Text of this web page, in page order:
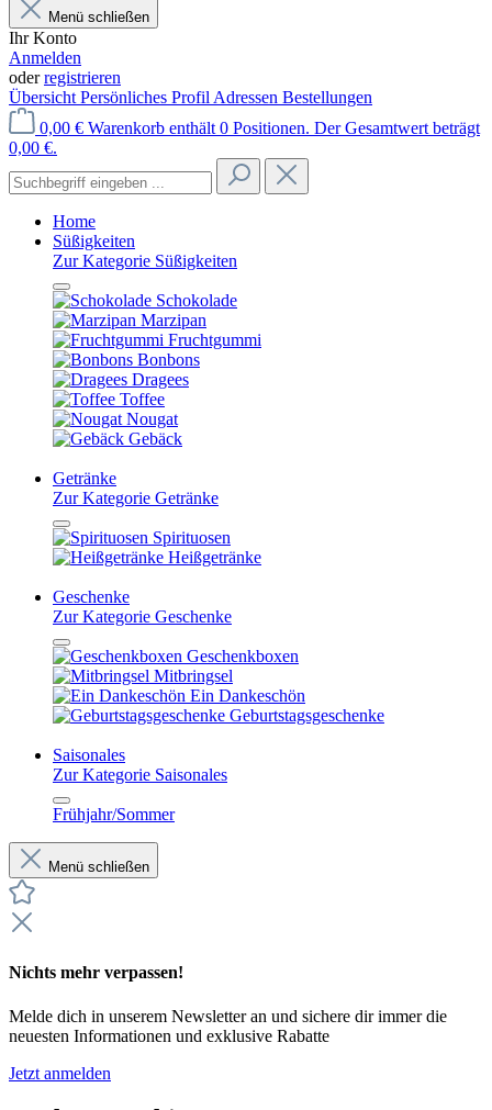
Menü schließen
Ihr Konto
Anmelden
oderregistrieren
Übersicht Persönliches Profil Adressen Bestellungen
0,00 € Warenkorb enthält 0 Positionen. Der Gesamtwert beträgt
0,00 €.
Home
Süßigkeiten
Zur Kategorie Süßigkeiten
Schokolade
Marzipan
Fruchtgummi
Bonbons
Dragees
Toffee
Nougat
Gebäck
Getränke
Zur Kategorie Getränke
Spirituosen
Heißgetränke
Geschenke
Zur Kategorie Geschenke
Geschenkboxen
Mitbringsel
Ein Dankeschön
Geburtstagsgeschenke
Saisonales
Zur Kategorie Saisonales
Frühjahr/Sommer
Menü schließen
Nichts mehr verpassen!
Melde dich in unserem Newsletter an und sichere dir immer die
neuesten Informationen und exklusive Rabatte
Jetzt anmelden